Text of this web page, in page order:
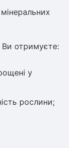
отримуєте:
у
рослини;